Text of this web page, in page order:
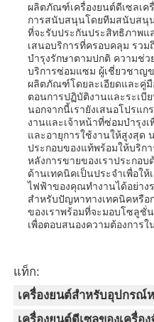
ผลิตภัณฑ์เครื่องยนต์ดีเซลเค
การสนับสนุนโดยทีมสนับสนุ
ที่จะรับประกันประสิทธิภาพแ
เสนอบริการที่ครอบคลุม รว
บำรุงรักษาตามปกติ ความช่
บริการซ่อมแซม ผู้เชี่ยวชาญข
ผลิตภัณฑ์โดยละเอียดและคู่
ตอนการปฏิบัติงานและระเบี
นอกจากนี้เรายังเสนอโปรแ
งานและเจ้าหน้าที่ซ่อมบำรุง
และอายุการใช้งานให้สูงสุด
ประกอบของแท้พร้อมให้บริก
หลังการขายของเราประกอ
ด้านเทคนิคเป็นประจำเพื่อให้
ไฟฟ้าของคุณทำงานได้อย่าง
สำหรับปัญหาทางเทคนิคหรื
ของเราพร้อมที่จะมอบโซลู
เพื่อตอบสนองความต้องการ
แท็ก:
เครื่องยนต์สำหรับอุปกรณ์